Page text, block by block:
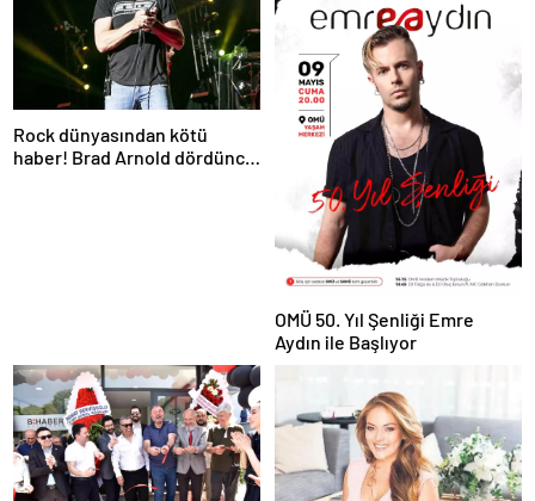
Rock dünyasından kötü
haber! Brad Arnold dördüncü
OMÜ 50. Yıl Şenliği Emre
Aydın ile Başlıyor